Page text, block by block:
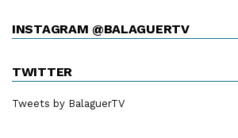
INSTAGRAM @BALAGUERTV
TWITTER
Tweets by BalaguerTV